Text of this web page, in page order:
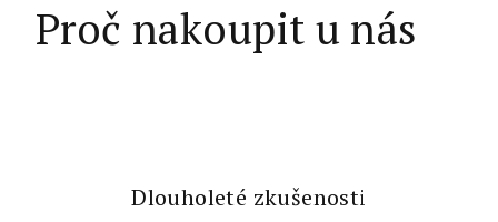
Proč nakoupit u nás
Dlouholeté zkušenosti